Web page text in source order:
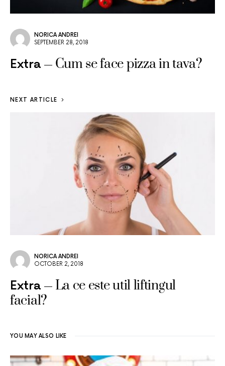
NORICA ANDREI
SEPTEMBER 28, 2018
Extra Cum se face pizza in tava?
NEXT ARTICLE
NORICA ANDREI
OCTOBER 2, 2018
Extra
La ce este util liftingul
facial?
YOU MAY ALSO LIKE